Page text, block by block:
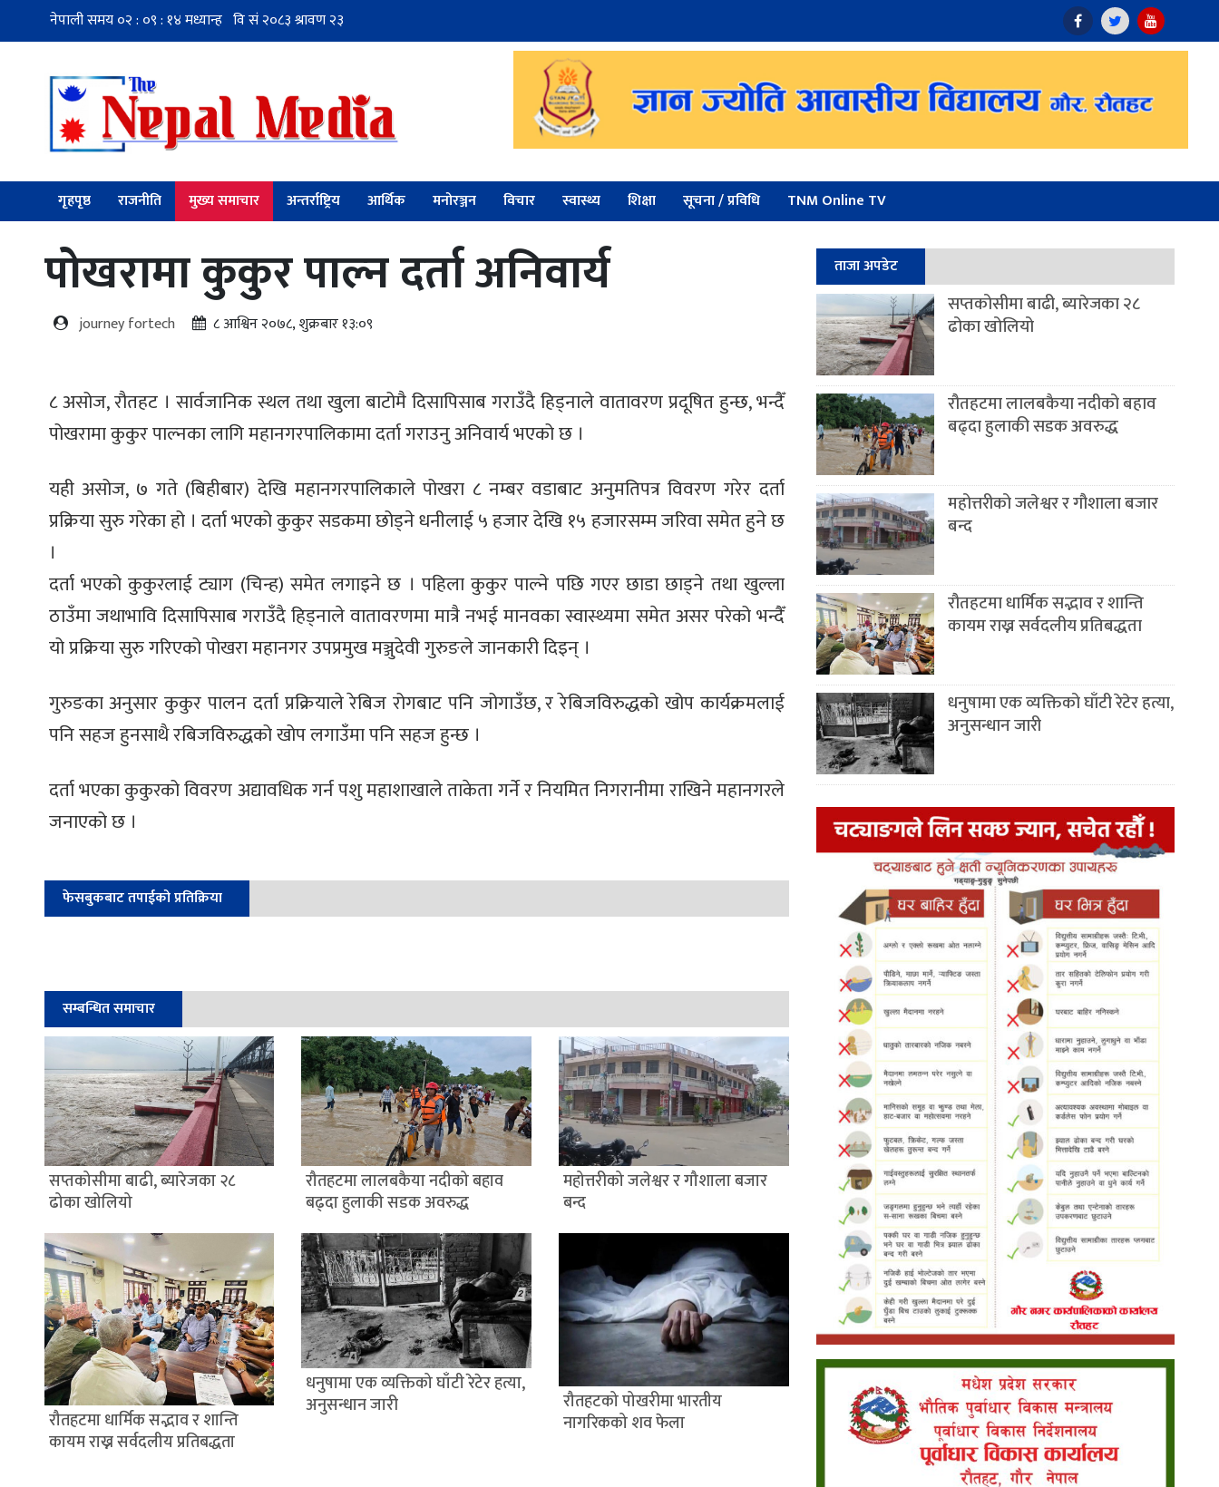
गृहपृष्ठ राजनीति मुख्य समाचार अन्तर्राष्ट्रिय आर्थिक मनोरञ्जन विचार स्वास्थ्य शिक्षा सूचना / प्रविधि TNM Online TV
पोखरामा कुकुर पाल्न दर्ता अनिवार्य
journey fortech ८ आश्विन २०७८, शुक्रबार १३:०९
८ असोज, रौतहट । सार्वजानिक स्थल तथा खुला बाटोमै दिसापिसाब गराउँदै हिड्नाले वातावरण प्रदूषित हुन्छ, भन्दैँ
पोखरामा कुकुर पाल्नका लागि महानगरपालिकामा दर्ता गराउनु अनिवार्य भएको छ ।
यही असोज, ७ गते (बिहीबार) देखि महानगरपालिकाले पोखरा ८ नम्बर वडाबाट अनुमतिपत्र विवरण गरेर दर्ता
प्रक्रिया सुरु गरेका हो । दर्ता भएको कुकुर सडकमा छोड्ने धनीलाई ५ हजार देखि १५ हजारसम्म जरिवा समेत हुने छ
।
दर्ता भएको कुकुरलाई ट्याग (चिन्ह) समेत लगाइने छ । पहिला कुकुर पाल्ने पछि गएर छाडा छाड्ने तथा खुल्ला
ठाउँमा जथाभावि दिसापिसाब गराउँदै हिड्नाले वातावरणमा मात्रै नभई मानवका स्वास्थ्यमा समेत असर परेको भन्दैँ
यो प्रक्रिया सुरु गरिएको पोखरा महानगर उपप्रमुख मञ्जुदेवी गुरुङले जानकारी दिइन् ।
गुरुङका अनुसार कुकुर पालन दर्ता प्रक्रियाले रेबिज रोगबाट पनि जोगाउँछ, र रेबिजविरुद्धको खोप कार्यक्रमलाई
पनि सहज हुनसाथै रबिजविरुद्धको खोप लगाउँमा पनि सहज हुन्छ ।
दर्ता भएका कुकुरको विवरण अद्यावधिक गर्न पशु महाशाखाले ताकेता गर्ने र नियमित निगरानीमा राखिने महानगरले
जनाएको छ ।
फेसबुकबाट तपाईको प्रतिक्रिया
सम्बन्धित समाचार
सप्तकोसीमा बाढी, ब्यारेजका २८
ढोका खोलियो
रौतहटमा लालबकैया नदीको बहाव
बढ्दा हुलाकी सडक अवरुद्ध
महोत्तरीको जलेश्वर र गौशाला बजार
बन्द
रौतहटमा धार्मिक सद्भाव र शान्ति
कायम राख्न सर्वदलीय प्रतिबद्धता
धनुषामा एक व्यक्तिको घाँटी रेटेर हत्या,
अनुसन्धान जारी
रौतहटको पोखरीमा भारतीय
नागरिकको शव फेला
ताजा अपडेट
सप्तकोसीमा बाढी, ब्यारेजका २८
ढोका खोलियो
रौतहटमा लालबकैया नदीको बहाव
बढ्दा हुलाकी सडक अवरुद्ध
महोत्तरीको जलेश्वर र गौशाला बजार
बन्द
रौतहटमा धार्मिक सद्भाव र शान्ति
कायम राख्न सर्वदलीय प्रतिबद्धता
धनुषामा एक व्यक्तिको घाँटी रेटेर हत्या,
अनुसन्धान जारी